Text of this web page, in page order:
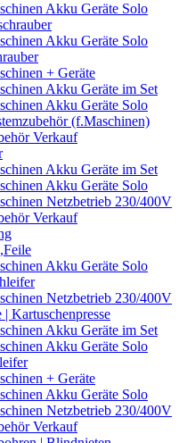
Akku Geräte Solo
Akku Geräte Solo
+ Geräte
Akku Geräte im Set
Akku Geräte Solo
(f.Maschinen)
Verkauf
Akku Geräte im Set
Akku Geräte Solo
Netzbetrieb 230/400V
Verkauf
Akku Geräte Solo
Netzbetrieb 230/400V
| Kartuschenpresse
Akku Geräte im Set
Akku Geräte Solo
+ Geräte
Akku Geräte Solo
Netzbetrieb 230/400V
Verkauf